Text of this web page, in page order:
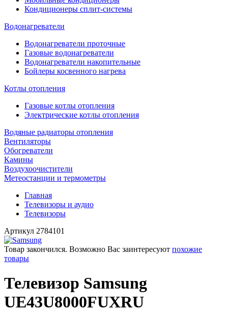
Кондиционеры сплит-системы
Водонагреватели
Водонагреватели проточные
Газовые водонагреватели
Водонагреватели накопительные
Бойлеры косвенного нагрева
Котлы отопления
Газовые котлы отопления
Электрические котлы отопления
Водяные радиаторы отопления
Вентиляторы
Обогреватели
Камины
Воздухоочистители
Метеостанции и термометры
Главная
Телевизоры и аудио
Телевизоры
Артикул 2784101
Товар закончился. Возможно Вас заинтересуют похожие
товары
Телевизор Samsung
UE43U8000FUXRU